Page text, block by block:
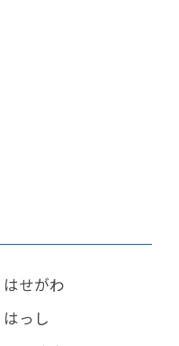
はせがわ
はっし